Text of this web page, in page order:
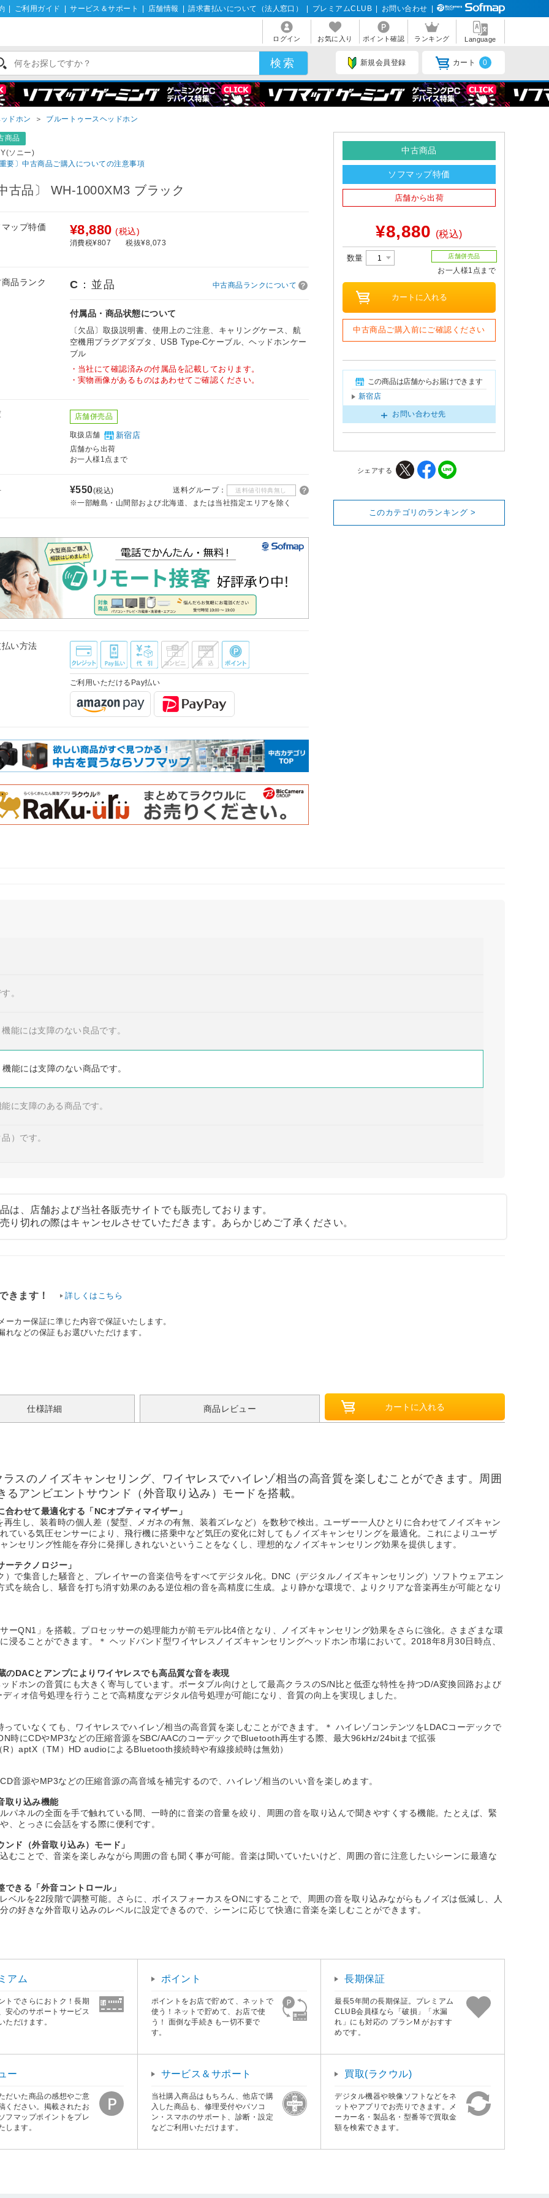
ご利用ガイド サービス＆サポート 店舗情報 請求書払いについて（法人窓口） プレミアムCLUB お問い合わせ
ログイン お気に入り ポイント確認 ランキング Language
新規会員登録 カート 0
ドホン ＞ ブルートゥースヘッドホン
商品
ソニー)
要〕中古商品ご購入についての注意事項
古品〕 WH-1000XM3 ブラック
ップ特価 ¥8,880 (税込)
消費税¥807 税抜¥8,073
品ランク C ：並品 中古商品ランクについて
付属品・商品状態について
〔欠品〕取扱説明書、使用上のご注意、キャリングケース、航
空機用プラグアダプタ、USB Type-Cケーブル、ヘッドホンケー
ブル
当社にて確認済みの付属品を記載しております。
実物画像があるものはあわせてご確認ください。
店舗併売品
取扱店舗 新宿店
店舗から出荷
お一人様1点まで
¥550(税込) 送料グループ： 送料値引特典無し
※一部離島・山間部および北海道、または当社指定エリアを除く
い方法
ご利用いただけるPay払い
中古商品
ソフマップ特価
店舗から出荷
¥8,880 (税込)
数量 店舗併売品
お一人様1点まで
中古商品ご購入前にご確認ください
この商品は店舗からお届けできます
新宿店
お問い合わせ先
シェアする
このカテゴリのランキング >
。
能には支障のない良品です。
能には支障のない商品です。
に支障のある商品です。
）です。
は、店舗および当社各販売サイトでも販売しております。
り切れの際はキャンセルさせていただきます。あらかじめご了承ください。
きます！ 詳しくはこちら
ーカー保証に準じた内容で保証いたします。
れなどの保証もお選びいただけます。
仕様詳細 商品レビュー
スのノイズキャンセリング、ワイヤレスでハイレゾ相当の高音質を楽しむことができます。周囲
アンビエントサウンド（外音取り込み）モードを搭載。
わせて最適化する「NCオプティマイザー」
生し、装着時の個人差（髪型、メガネの有無、装着ズレなど）を数秒で検出。ユーザー一人ひとりに合わせてノイズキャン
ている気圧センサーにより、飛行機に搭乗中など気圧の変化に対してもノイズキャンセリングを最適化。これによりユーザ
ンセリング性能を存分に発揮しきれないということをなくし、理想的なノイズキャンセリング効果を提供します。
テクノロジー」
で集音した騒音と、プレイヤーの音楽信号をすべてデジタル化。DNC（デジタルノイズキャンセリング）ソフトウェアエン
を統合し、騒音を打ち消す効果のある逆位相の音を高精度に生成。より静かな環境で、よりクリアな音楽再生が可能となり
ーQN1」を搭載。プロセッサーの処理能力が前モデル比4倍となり、ノイズキャンセリング効果をさらに強化。さまざまな環
浸ることができます。＊ ヘッドバンド型ワイヤレスノイズキャンセリングヘッドホン市場において。2018年8月30日時点、
DACとアンプによりワイヤレスでも高品質な音を表現
ドホンの音質にも大きく寄与しています。ポータブル向けとして最高クラスのS/N比と低歪な特性を持つD/A変換回路および
ィオ信号処理を行うことで高精度なデジタル信号処理が可能になり、音質の向上を実現しました。
ていなくても、ワイヤレスでハイレゾ相当の高音質を楽しむことができます。＊ ハイレゾコンテンツをLDACコーデックで
時にCDやMP3などの圧縮音源をSBC/AACのコーデックでBluetooth再生する際、最大96kHz/24bitまで拡張
aptX（TM）HD audioによるBluetooth接続時や有線接続時は無効）
音源やMP3などの圧縮音源の高音域を補完するので、ハイレゾ相当のいい音を楽しめます。
取り込み機能
パネルの全面を手で触れている間、一時的に音楽の音量を絞り、周囲の音を取り込んで聞きやすくする機能。たとえば、緊
、とっさに会話をする際に便利です。
ド（外音取り込み）モード」
むことで、音楽を楽しみながら周囲の音も聞く事が可能。音楽は聞いていたいけど、周囲の音に注意したいシーンに最適な
きる「外音コントロール」
ルを22段階で調整可能。さらに、ボイスフォーカスをONにすることで、周囲の音を取り込みながらもノイズは低減し、人
の好きな外音取り込みのレベルに設定できるので、シーンに応じて快適に音楽を楽しむことができます。
アム
トでさらにおトク！長期
安心のサポートサービス
ただけます。
ポイント
ポイントをお店で貯めて、ネットで
使う！ネットで貯めて、お店で使
う！ 面倒な手続きも一切不要で
す。
長期保証
最長5年間の長期保証。プレミアム
CLUB会員様なら「破損」「水漏
れ」にも対応の プランM がおすす
めです。
ー
だいた商品の感想やご意
ください。掲載されたお
フマップポイントをプレ
します。
サービス＆サポート
当社購入商品はもちろん、他店で購
入した商品も、修理受付やパソコ
ン・スマホのサポート、診断・設定
などご利用いただけます。
買取(ラクウル)
デジタル機器や映像ソフトなどをネ
ットやアプリでお売りできます。メ
ーカー名・製品名・型番等で買取金
額を検索できます。